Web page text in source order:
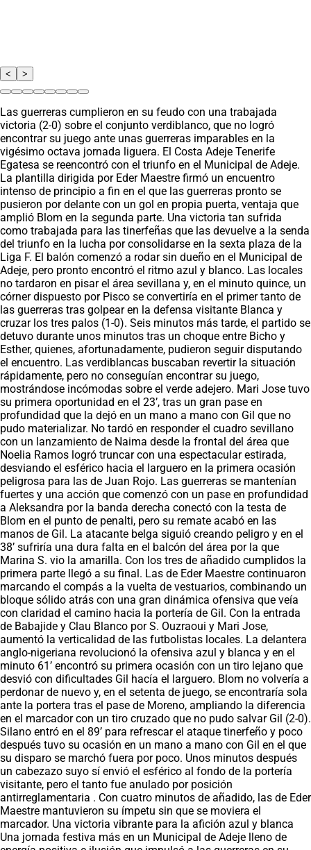
< >
Las guerreras cumplieron en su feudo con una trabajada
victoria (2-0) sobre el conjunto verdiblanco, que no logró
encontrar su juego ante unas guerreras imparables en la
vigésimo octava jornada liguera. El Costa Adeje Tenerife
Egatesa se reencontró con el triunfo en el Municipal de Adeje.
La plantilla dirigida por Eder Maestre firmó un encuentro
intenso de principio a fin en el que las guerreras pronto se
pusieron por delante con un gol en propia puerta, ventaja que
amplió Blom en la segunda parte. Una victoria tan sufrida
como trabajada para las tinerfeñas que las devuelve a la senda
del triunfo en la lucha por consolidarse en la sexta plaza de la
Liga F. El balón comenzó a rodar sin dueño en el Municipal de
Adeje, pero pronto encontró el ritmo azul y blanco. Las locales
no tardaron en pisar el área sevillana y, en el minuto quince, un
córner dispuesto por Pisco se convertiría en el primer tanto de
las guerreras tras golpear en la defensa visitante Blanca y
cruzar los tres palos (1-0). Seis minutos más tarde, el partido se
detuvo durante unos minutos tras un choque entre Bicho y
Esther, quienes, afortunadamente, pudieron seguir disputando
el encuentro. Las verdiblancas buscaban revertir la situación
rápidamente, pero no conseguían encontrar su juego,
mostrándose incómodas sobre el verde adejero. Mari Jose tuvo
su primera oportunidad en el 23’, tras un gran pase en
profundidad que la dejó en un mano a mano con Gil que no
pudo materializar. No tardó en responder el cuadro sevillano
con un lanzamiento de Naima desde la frontal del área que
Noelia Ramos logró truncar con una espectacular estirada,
desviando el esférico hacia el larguero en la primera ocasión
peligrosa para las de Juan Rojo. Las guerreras se mantenían
fuertes y una acción que comenzó con un pase en profundidad
a Aleksandra por la banda derecha conectó con la testa de
Blom en el punto de penalti, pero su remate acabó en las
manos de Gil. La atacante belga siguió creando peligro y en el
38’ sufriría una dura falta en el balcón del área por la que
Marina S. vio la amarilla. Con los tres de añadido cumplidos la
primera parte llegó a su final. Las de Eder Maestre continuaron
marcando el compás a la vuelta de vestuarios, combinando un
bloque sólido atrás con una gran dinámica ofensiva que veía
con claridad el camino hacia la portería de Gil. Con la entrada
de Babajide y Clau Blanco por S. Ouzraoui y Mari Jose,
aumentó la verticalidad de las futbolistas locales. La delantera
anglo-nigeriana revolucionó la ofensiva azul y blanca y en el
minuto 61’ encontró su primera ocasión con un tiro lejano que
desvió con dificultades Gil hacía el larguero. Blom no volvería a
perdonar de nuevo y, en el setenta de juego, se encontraría sola
ante la portera tras el pase de Moreno, ampliando la diferencia
en el marcador con un tiro cruzado que no pudo salvar Gil (2-0).
Silano entró en el 89’ para refrescar el ataque tinerfeño y poco
después tuvo su ocasión en un mano a mano con Gil en el que
su disparo se marchó fuera por poco. Unos minutos después
un cabezazo suyo sí envió el esférico al fondo de la portería
visitante, pero el tanto fue anulado por posición
antirreglamentaria . Con cuatro minutos de añadido, las de Eder
Maestre mantuvieron su ímpetu sin que se moviera el
marcador. Una victoria vibrante para la afición azul y blanca
Una jornada festiva más en un Municipal de Adeje lleno de